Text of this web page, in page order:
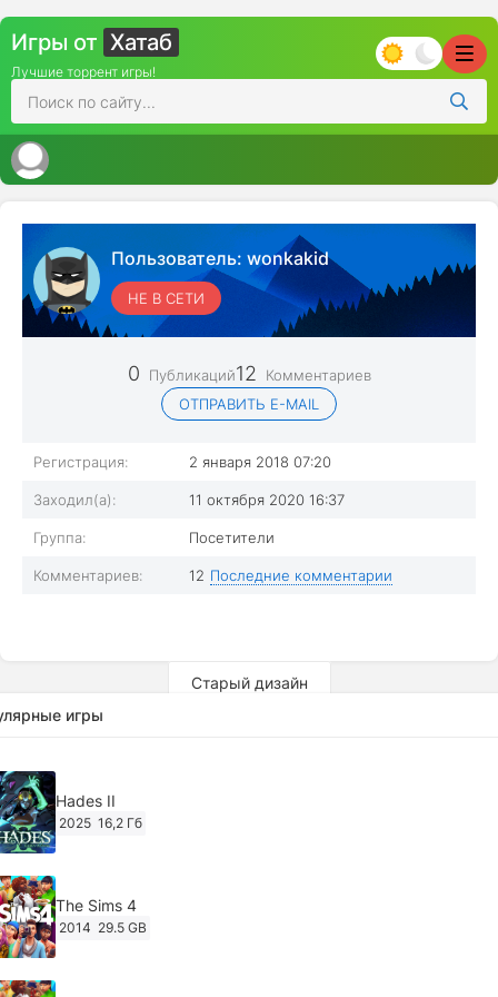
Игры от Хатаб
Лучшие торрент игры!
Пользователь: wonkakid
НЕ В СЕТИ
0 Публикаций12
Комментариев
ОТПРАВИТЬ E-MAIL
Регистрация: 2 января 2018 07:20
Заходил(а): 11 октября 2020 16:37
Группа: Посетители
Комментариев: 12 Последние комментарии
Старый дизайн
игры
Hades II
2025 16,2 Гб
The Sims 4
2014 29.5 GB